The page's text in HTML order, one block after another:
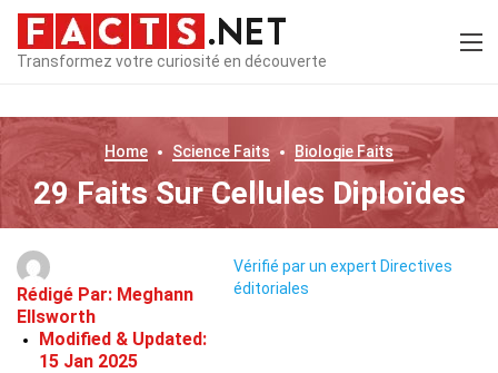
Transformez votre curiosité en découverte
Home Science Faits Biologie Faits
29 Faits Sur Cellules Diploïdes
Rédigé Par: Meghann
Ellsworth
Modified & Updated:
15 Jan 2025
Vérifié par un expert Directives
éditoriales